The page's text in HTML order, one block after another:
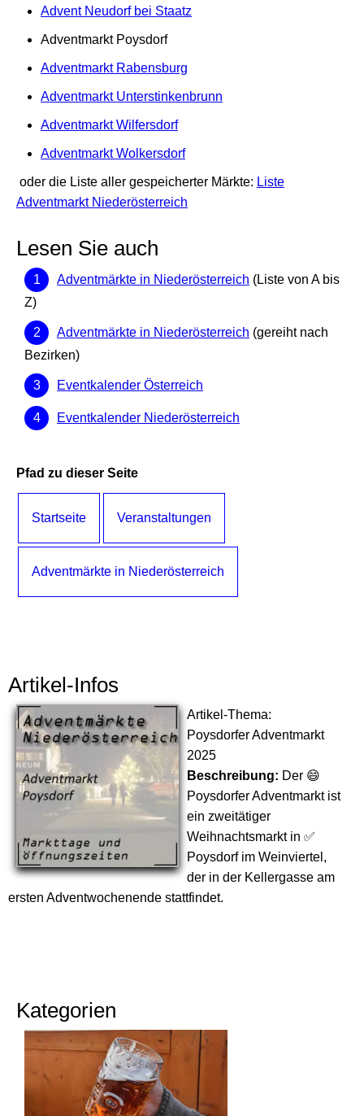
Advent Neudorf bei Staatz
Adventmarkt Poysdorf
Adventmarkt Rabensburg
Adventmarkt Unterstinkenbrunn
Adventmarkt Wilfersdorf
Adventmarkt Wolkersdorf
oder die Liste aller gespeicherter Märkte: Liste
Adventmarkt Niederösterreich
Lesen Sie auch
Adventmärkte in Niederösterreich (Liste von A bis
Z)
Adventmärkte in Niederösterreich (gereiht nach
Bezirken)
Eventkalender Österreich
Eventkalender Niederösterreich
Pfad zu dieser Seite
Startseite Veranstaltungen
Adventmärkte in Niederösterreich
Artikel-Infos
Artikel-Thema:
Poysdorfer Adventmarkt
2025
Beschreibung: Der 😄
Poysdorfer Adventmarkt ist
ein zweitätiger
Weihnachtsmarkt in ✅
Poysdorf im Weinviertel,
der in der Kellergasse am
ersten Adventwochenende stattfindet.
Kategorien